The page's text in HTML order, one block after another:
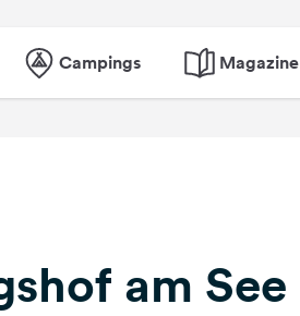
Campings Magazine
am See